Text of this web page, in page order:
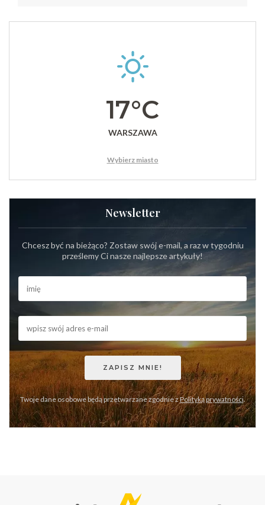
17°C
WARSZAWA
Wybierz miasto
Newsletter
Chcesz być na bieżąco? Zostaw swój e-mail, a raz w tygodniu
prześlemy Ci nasze najlepsze artykuły!
Twoje dane osobowe będą przetwarzane zgodnie zPolityką prywatności.